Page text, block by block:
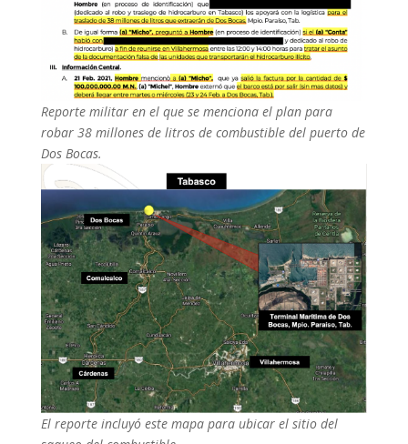
Reporte militar en el que se menciona el plan para
robar 38 millones de litros de combustible del puerto de
Dos Bocas.
El reporte incluyó este mapa para ubicar el sitio del